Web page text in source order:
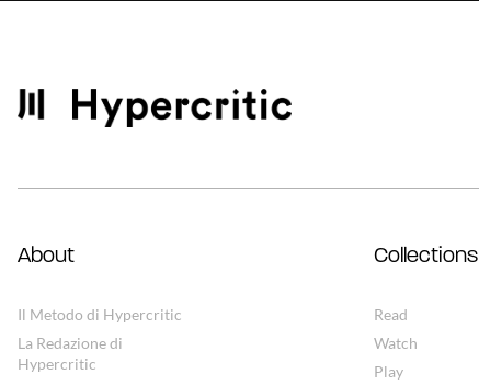
About
Il Metodo di Hypercritic
La Redazione di
Hypercritic
Collections
Read
Watch
Play